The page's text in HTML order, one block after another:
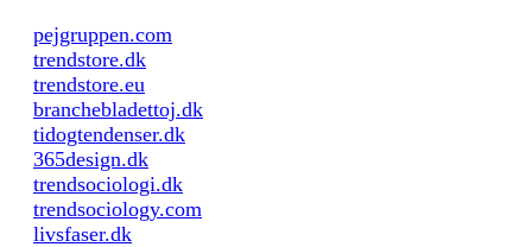
pejgruppen.com
trendstore.dk
trendstore.eu
branchebladettoj.dk
tidogtendenser.dk
365design.dk
trendsociologi.dk
trendsociology.com
livsfaser.dk